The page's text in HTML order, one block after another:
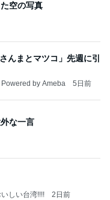
空の写真
んまとマツコ」先週に引
by Ameba 5日前
な一言
しい台湾!!!! 2日前